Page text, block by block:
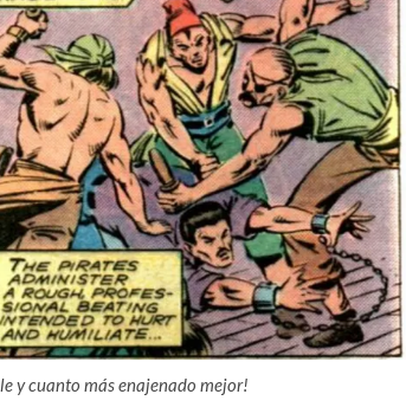
y cuanto más enajenado mejor!